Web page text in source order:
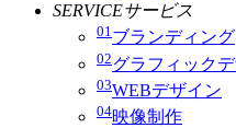
SERVICEサービス
01ブランディング
02グラフィック
03WEBデザイン
04映像制作